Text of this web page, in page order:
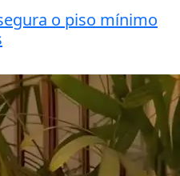
o piso mínimo